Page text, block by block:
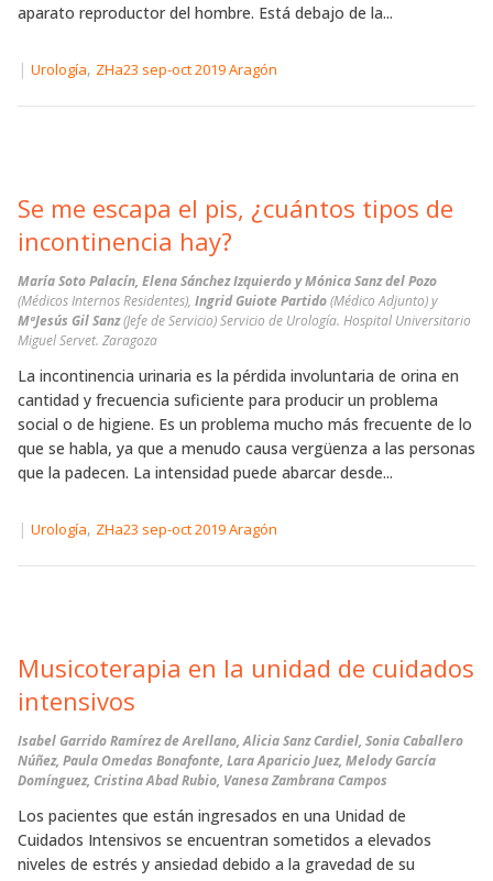
aparato reproductor del hombre. Está debajo de la...
| Urología, ZHa23 sep-oct 2019 Aragón
Se me escapa el pis, ¿cuántos tipos de
incontinencia hay?
María Soto Palacín, Elena Sánchez Izquierdo y Mónica Sanz del Pozo
(Médicos Internos Residentes), Ingrid Guiote Partido(Médico Adjunto) y
MªJesús Gil Sanz(Jefe de Servicio) Servicio de Urología. Hospital Universitario
Miguel Servet. Zaragoza
La incontinencia urinaria es la pérdida involuntaria de orina en
cantidad y frecuencia suficiente para producir un problema
social o de higiene. Es un problema mucho más frecuente de lo
que se habla, ya que a menudo causa vergüenza a las personas
que la padecen. La intensidad puede abarcar desde...
| Urología, ZHa23 sep-oct 2019 Aragón
Musicoterapia en la unidad de cuidados
intensivos
Isabel Garrido Ramírez de Arellano, Alicia Sanz Cardiel, Sonia Caballero
Núñez, Paula Omedas Bonafonte, Lara Aparicio Juez, Melody García
Domínguez, Cristina Abad Rubio, Vanesa Zambrana Campos
Los pacientes que están ingresados en una Unidad de
Cuidados Intensivos se encuentran sometidos a elevados
niveles de estrés y ansiedad debido a la gravedad de su